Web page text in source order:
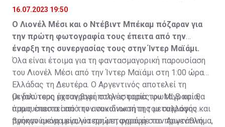
16.07.2023 19:50
Ο Λιονέλ Μέσι και ο Ντέβιντ Μπέκαμ πόζαραν για
την πρώτη φωτογραφία τους έπειτα από την
έναρξη της συνεργασίας τους στην Ίντερ Μαϊάμι.
Όλα είναι έτοιμα για τη φαντασμαγορική παρουσίαση
του Λιονέλ Μέσι από την Ίντερ Μαϊάμι στη 1:00 ώρα
Ελλάδας τη Δευτέρα. Ο Αργεντινός αποτελεί τη
μεγαλύτερη μεταγραφή στην ιστορία του MLS και θα
παρουσιαστεί από τον συνιδιοκτήτη του συλλόγου και
προηγούμενη μεγαλύτερη μεταγραφή στο πρωτάθλημα,
Οι δυο τους έχουν βγει πολλές φορές φωτογραφία,
όμως έπειτα από την ανακοίνωση της μεταγραφής
βγήκαν ακόμα μία, για πρώτη φορά με τον Αργεντινό